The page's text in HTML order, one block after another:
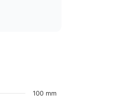
100 mm